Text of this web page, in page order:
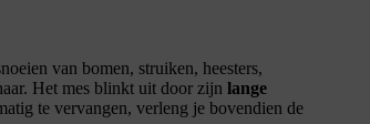
van bomen, struiken, heesters,
Het mes blinkt uit door zijn lange
te vervangen, verleng je bovendien de